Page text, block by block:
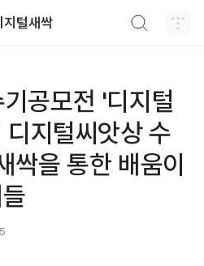
지털새싹
공모전 '디지털
지털씨앗상 수
싹을 통한 배움이